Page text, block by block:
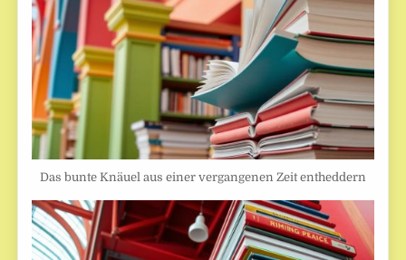
Das bunte Knäuel aus einer vergangenen Zeit entheddern